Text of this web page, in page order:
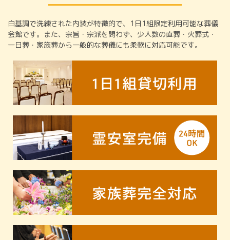
白基調で洗練された内装が特徴的で、1日1組限定利用可能な葬儀
会館です。また、宗旨・宗派を問わず、少人数の直葬・火葬式・
一日葬・家族葬から一般的な葬儀にも柔軟に対応可能です。